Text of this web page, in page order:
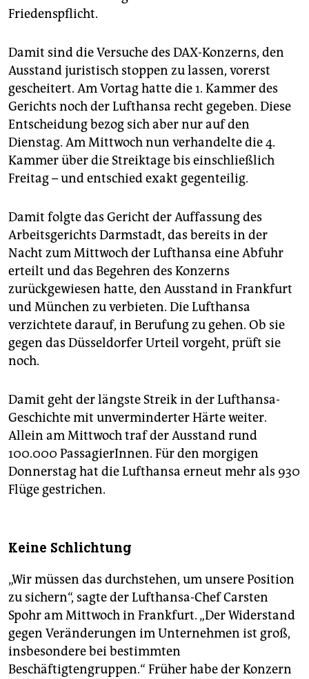
genossenschaft
epaper login
Friedenspflicht.
Damit sind die Versuche des DAX-Konzerns, den
Ausstand juristisch stoppen zu lassen, vorerst
gescheitert. Am Vortag hatte die 1. Kammer des
Gerichts noch der Lufthansa recht gegeben. Diese
Entscheidung bezog sich aber nur auf den
Dienstag. Am Mittwoch nun verhandelte die 4.
Kammer über die Streiktage bis einschließlich
Freitag – und entschied exakt gegenteilig.
Damit folgte das Gericht der Auffassung des
Arbeitsgerichts Darmstadt, das bereits in der
Nacht zum Mittwoch der Lufthansa eine Abfuhr
erteilt und das Begehren des Konzerns
zurückgewiesen hatte, den Ausstand in Frankfurt
und München zu verbieten. Die Lufthansa
verzichtete darauf, in Berufung zu gehen. Ob sie
gegen das Düsseldorfer Urteil vorgeht, prüft sie
noch.
Damit geht der längste Streik in der Lufthansa-
Geschichte mit unverminderter Härte weiter.
Allein am Mittwoch traf der Ausstand rund
100.000 PassagierInnen. Für den morgigen
Donnerstag hat die Lufthansa erneut mehr als 930
Flüge gestrichen.
Keine Schlichtung
„Wir müssen das durchstehen, um unsere Position
zu sichern“, sagte der Lufthansa-Chef Carsten
Spohr am Mittwoch in Frankfurt. „Der Widerstand
gegen Veränderungen im Unternehmen ist groß,
insbesondere bei bestimmten
Beschäftigtengruppen.“ Früher habe der Konzern